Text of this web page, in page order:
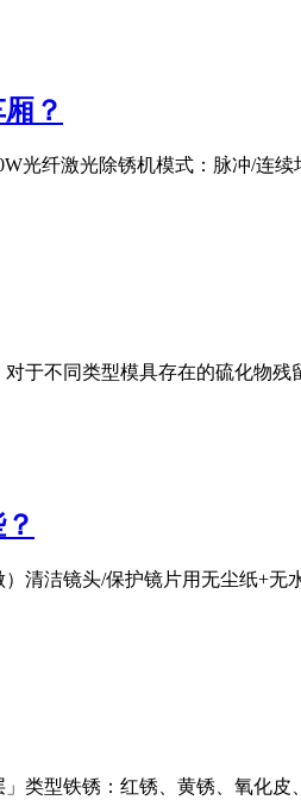
？
光纤激光除锈机模式：脉冲/连
于不同类型模具存在的硫化物
清洁镜头/保护镜片用无尘纸+
类型铁锈：红锈、黄锈、氧化